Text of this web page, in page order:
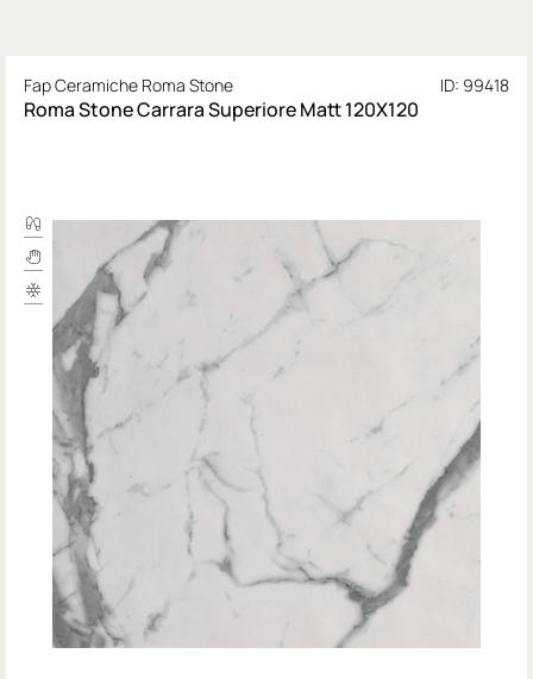
Fap Ceramiche Roma Stone ID: 99418
Roma Stone Carrara Superiore Matt 120X120